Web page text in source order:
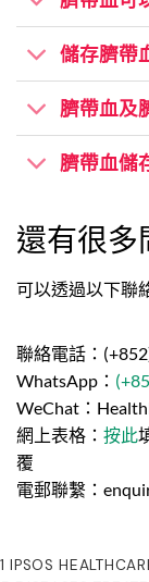
儲存臍帶
臍帶血及
臍帶血儲
還有很多
可以透過以下聯
聯絡電話：
WhatsApp：
WeChat：
網上表格： 按此
覆
電郵聯繫：
1 IPSOS